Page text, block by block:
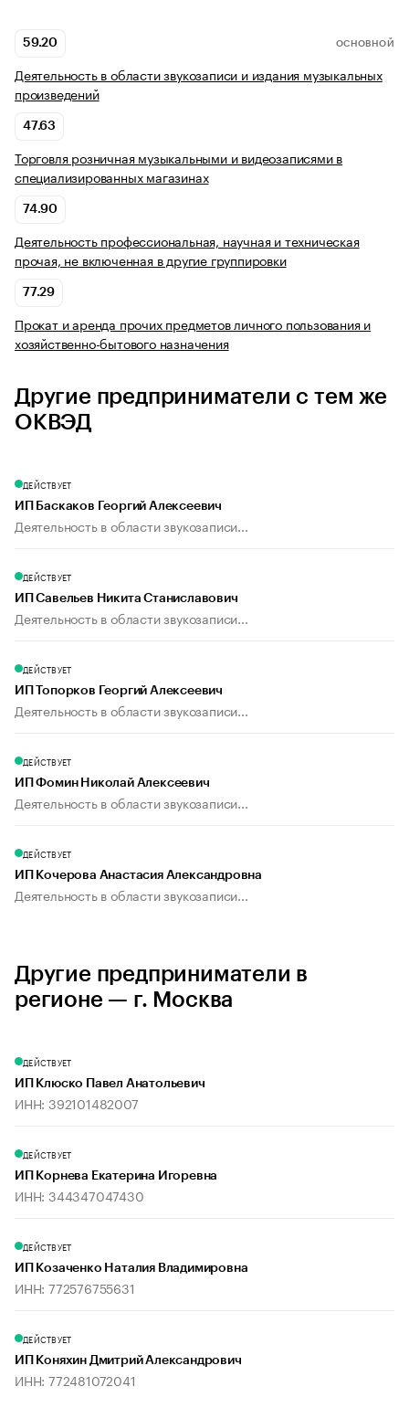
59.20 ОСНОВНОЙ
Деятельность в области звукозаписи и издания музыкальных
произведений
47.63
Торговля розничная музыкальными и видеозаписями в
специализированных магазинах
74.90
Деятельность профессиональная, научная и техническая
прочая, не включенная в другие группировки
77.29
Прокат и аренда прочих предметов личного пользования и
хозяйственно-бытового назначения
Другие предприниматели с тем же
ОКВЭД
ДЕЙСТВУЕТ
ИП Баскаков Георгий Алексеевич
Деятельность в области звукозаписи...
ДЕЙСТВУЕТ
ИП Савельев Никита Станиславович
Деятельность в области звукозаписи...
ДЕЙСТВУЕТ
ИП Топорков Георгий Алексеевич
Деятельность в области звукозаписи...
ДЕЙСТВУЕТ
ИП Фомин Николай Алексеевич
Деятельность в области звукозаписи...
ДЕЙСТВУЕТ
ИП Кочерова Анастасия Александровна
Деятельность в области звукозаписи...
Другие предприниматели в
регионе — г. Москва
ДЕЙСТВУЕТ
ИП Клюско Павел Анатольевич
ИНН: 392101482007
ДЕЙСТВУЕТ
ИП Корнева Екатерина Игоревна
ИНН: 344347047430
ДЕЙСТВУЕТ
ИП Козаченко Наталия Владимировна
ИНН: 772576755631
ДЕЙСТВУЕТ
ИП Коняхин Дмитрий Александрович
ИНН: 772481072041